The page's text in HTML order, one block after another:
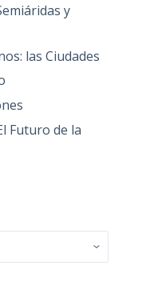
y
las Ciudades
Futuro de la